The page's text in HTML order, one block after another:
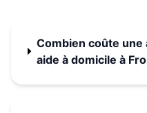
Combien coûte une
aide à domicile à